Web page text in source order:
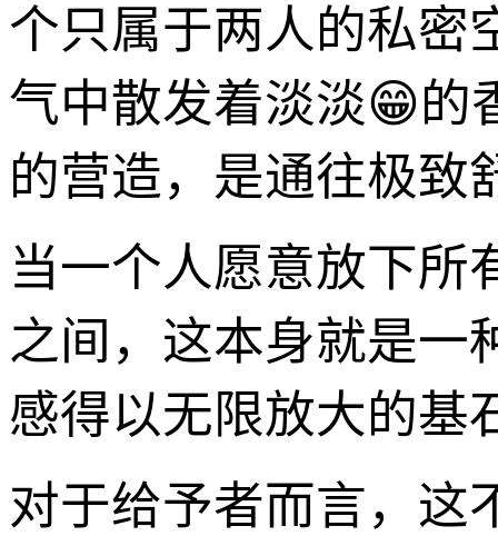
个只属于两人的私密
气中散发着淡淡😁的
的营造，是通往极致
当一个人愿意放下所
之间，这本身就是一
感得以无限放大的基
对于给予者而言，这